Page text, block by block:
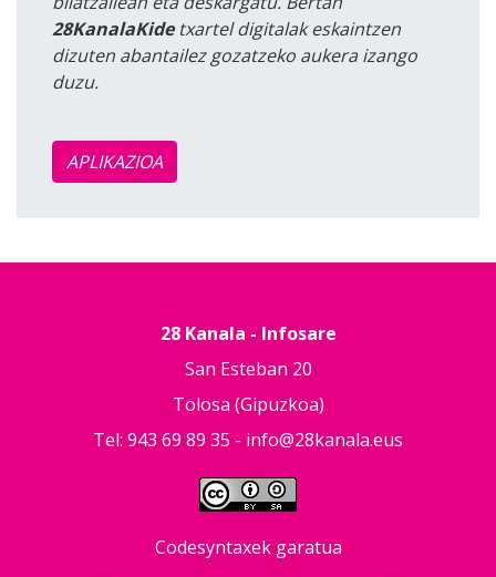
28KanalaKidetxartel digitalak eskaintzen
dizuten abantailez gozatzeko aukera izango
duzu.
APLIKAZIOA
28 Kanala - Infosare
San Esteban 20
Tolosa (Gipuzkoa)
Tel: 943 69 89 35 - info@28kanala.eus
Codesyntaxek garatua